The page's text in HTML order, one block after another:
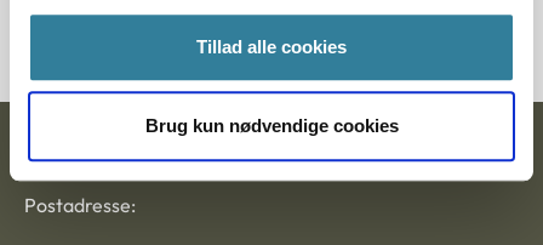
Tillad alle cookies
Brug kun nødvendige cookies
3500129-09
Ankestyrelsen
Postadresse: